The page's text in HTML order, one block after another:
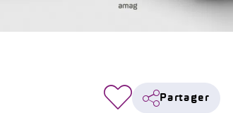
Partager